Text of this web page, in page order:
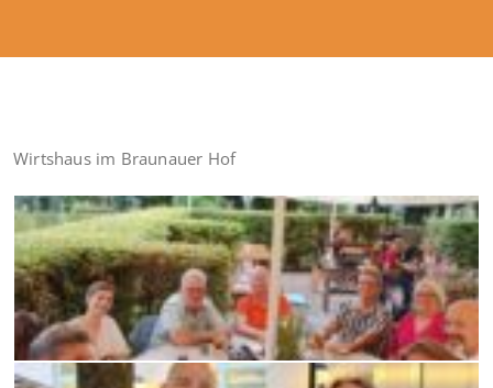
Wirtshaus im Braunauer Hof